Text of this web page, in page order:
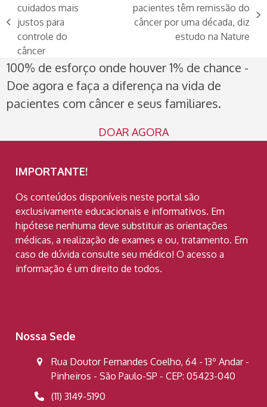
previous
post:
cuidados mais
justos para
controle do
câncer
pacientes têm remissão do
câncer por uma década, diz
estudo na Nature
100% de esforço onde houver 1% de chance -
Doe agora e faça a diferença na vida de
pacientes com câncer e seus familiares.
DOAR AGORA
IMPORTANTE!
Os conteúdos disponíveis neste portal são
exclusivamente educacionais e informativos. Em
hipótese nenhuma deve substituir as orientações
médicas, a realização de exames e ou, tratamento. Em
caso de dúvida consulte seu médico! O acesso a
informação é um direito de todos.
Nossa Sede
Rua Doutor Fernandes Coelho, 64 - 13º Andar -
Pinheiros - São Paulo-SP - CEP: 05423-040
(11) 3149-5190